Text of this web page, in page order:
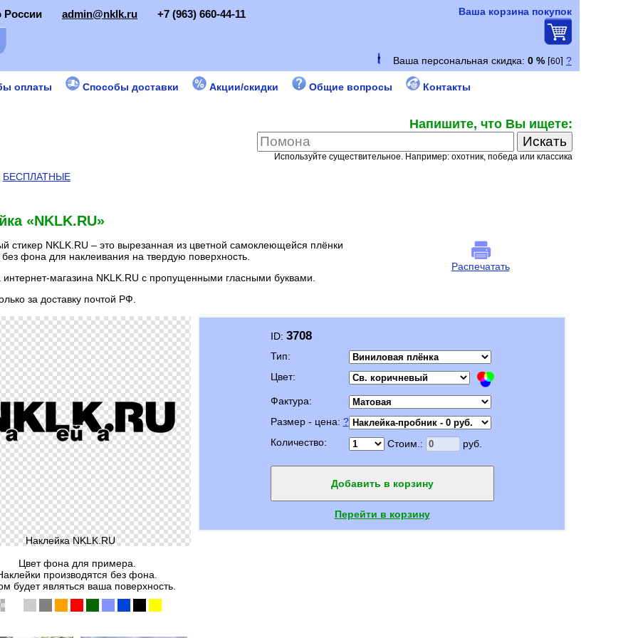
России admin@nklk.ru +7 (963) 660-44-11 Ваша корзина покупок
оплаты Способы доставки Акции/скидки Общие вопросы Контакты
Напишите, что Вы ищете:
Используйте существительное. Например: охотник, победа или классика
БЕСПЛАТНЫЕ
«NKLK.RU»
стикер NKLK.RU – это вырезанная из цветной самоклеющейся плёнки
без фона для наклеивания на твердую поверхность.
интернет-магазина NKLK.RU с пропущенными гласными буквами.
за доставку почтой РФ.
Распечатать
Наклейка NKLK.RU
Цвет фона для примера.
производятся без фона.
будет являться ваша поверхность.
ID: 3708
Тип:
Цвет:
Фактура:
Размер - цена: ?
Количество:
Стоим.: руб.
Добавить в корзину
Перейти в корзину